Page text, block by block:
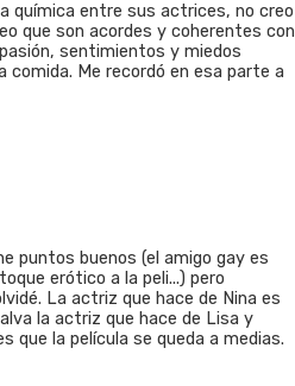
química entre sus actrices, no creo
que son acordes y coherentes con
sentimientos y miedos
comida. Me recordó en esa parte a
puntos buenos (el amigo gay es
erótico a la peli...) pero
La actriz que hace de Nina es
la actriz que hace de Lisa y
que la película se queda a medias.